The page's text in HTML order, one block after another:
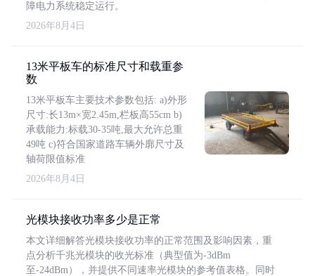
障电力系统稳定运行。
2026年8月4日
13米平板车的标准尺寸和载重参
数
13米平板车主要技术参数包括: a)外形
尺寸:长13m×宽2.45m,栏板高55cm b)
承载能力:标载30-35吨,最大允许总重
49吨 c)符合国家道路车辆外廓尺寸及
轴荷限值标准
2026年8月4日
光模块接收功率多少是正常
本文详细解答光模块接收功率的正常范围及影响因素，重
点分析千兆光模块的收光标准（典型值为-3dBm
至-24dBm），并提供不同速率光模块的参考值表格。同时